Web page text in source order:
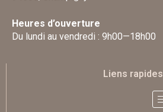
Heures d’ouverture
Du lundi au vendredi : 9h00—18h00
Liens rapides